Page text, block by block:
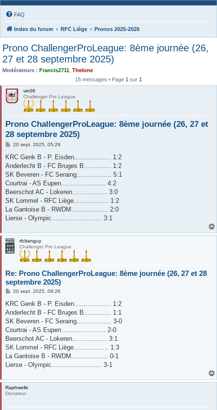
FAQ
Index du forum RFC Liège Pronos 2025-2026
Prono ChallengerProLeague: 8ème journée (26,
27 et 28 septembre 2025)
Modérateurs : Francis2711 Thelone
15 messages • Page 1 sur 1
vin06
Challenger Pro League
Prono ChallengerProLeague: 8ème journée (26, 27 et
28 septembre 2025)
M
s
a
g
20 sept. 2025, 05:29
KRC Genk B - P. Eisden................... 1:2
Anderlecht B - FC Bruges B.............. 1:2
SK Beveren - FC Seraing.................. 5:1
Courtrai - AS Eupen....................... 4:2
Beerschot AC - Lokeren.................. 3:0
SK Lommel - RFC Liège.................. 1:2
La Gantoise B - RWDM................... 2:0
Lierse - Olympic.......................... 3:1
rfcltanguy
Challenger Pro League
Re: Prono ChallengerProLeague: 8ème journée (26, 27 et 28
septembre 2025)
M
s
a
g
20 sept. 2025, 09:26
KRC Genk B - P. Eisden................... 1:2
Anderlecht B - FC Bruges B.............. 1:1
SK Beveren - FC Seraing.................. 3-0
Courtrai - AS Eupen....................... 2-0
Beerschot AC - Lokeren.................. 3:1
SK Lommel - RFC Liège.................. 1:3
La Gantoise B - RWDM................... 0-1
Lierse - Olympic.......................... 3-1
Raphwells
Donateur